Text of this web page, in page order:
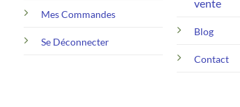
Mes Commandes
Se Déconnecter
vente
Blog
Contact